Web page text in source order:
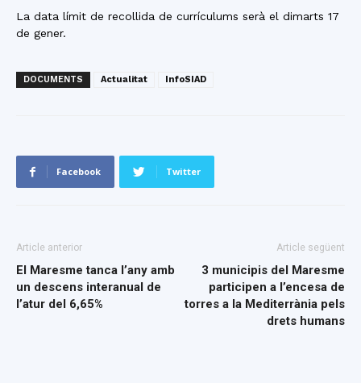
La data límit de recollida de currículums serà el dimarts 17
de gener.
DOCUMENTS Actualitat InfoSIAD
Facebook Twitter
Article anterior
El Maresme tanca l’any amb
un descens interanual de
l’atur del 6,65%
Article següent
3 municipis del Maresme
participen a l’encesa de
torres a la Mediterrània pels
drets humans